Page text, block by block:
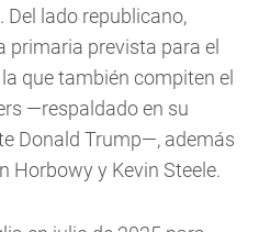
Del lado republicano,
primaria prevista para el
que también compiten el
—respaldado en su
Donald Trump—, además
Horbowy y Kevin Steele.